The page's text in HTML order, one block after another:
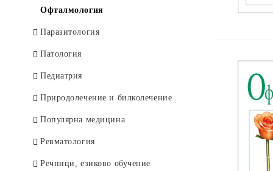
Офталмология
Паразитология
Патология
Педиатрия
Природолечение и билколечение
Популярна медицина
Ревматология
Речници, езиково обучение